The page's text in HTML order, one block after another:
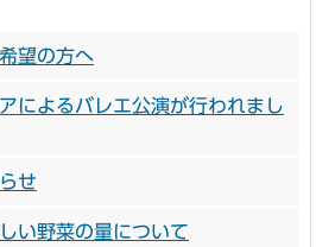
望の方へ
によるバレエ公演が行われまし
せ
い野菜の量について